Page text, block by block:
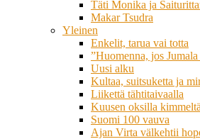
Täti Monika ja
Makar Tsudra
Yleinen
Enkelit, tarua vai totta
”Huomenna, jos
Uusi alku
Kultaa, suitsuketta ja
Liikettä tähtitaivaalla
Kuusen oksilla
Suomi 100 vauva
Ajan Virta välkehtii